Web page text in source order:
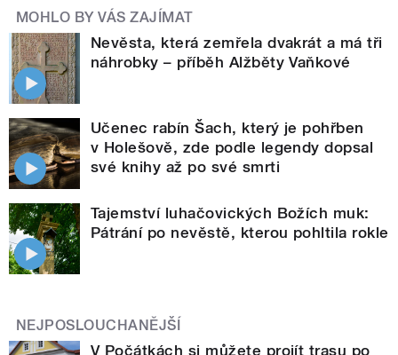
MOHLO BY VÁS ZAJÍMAT
Nevěsta, která zemřela dvakrát a má tři
náhrobky – příběh Alžběty Vaňkové
Učenec rabín Šach, který je pohřben
v Holešově, zde podle legendy dopsal
své knihy až po své smrti
Tajemství luhačovických Božích muk:
Pátrání po nevěstě, kterou pohltila rokle
NEJPOSLOUCHANĚJŠÍ
V Počátkách si můžete projít trasu po